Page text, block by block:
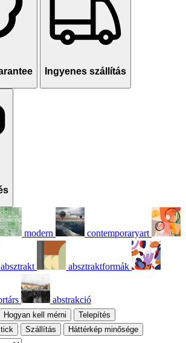
Ingyenes szállítás
modern contemporaryart
absztrakt absztraktformák
abstrakció
Hogyan kell mérni
Telepítés
Szállítás Háttérkép minősége